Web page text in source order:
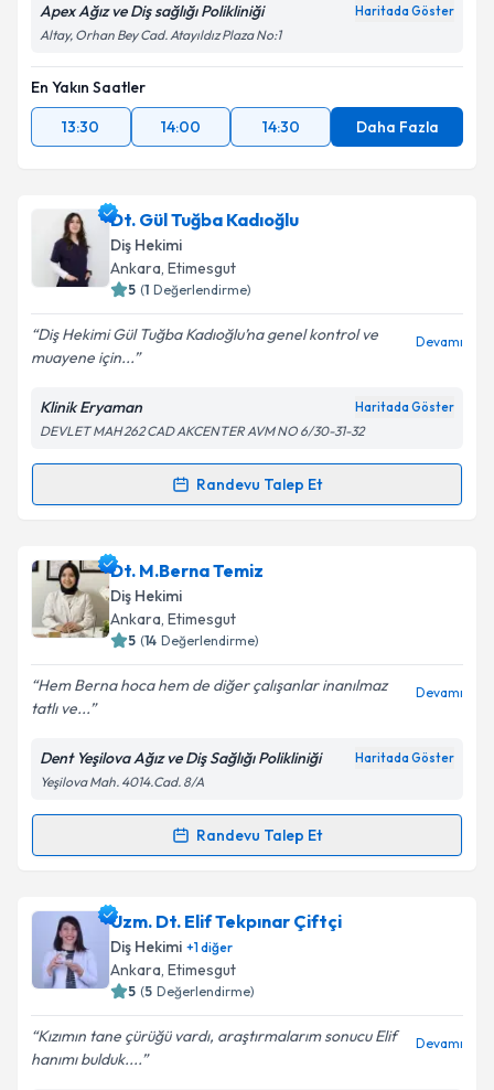
Apex Ağız ve Diş sağlığı Polikliniği Haritada Göster
Altay, Orhan Bey Cad. Atayıldız Plaza No:1
En Yakın Saatler
13:30
14:00 14:30 Daha Fazla
Dt. Gül Tuğba Kadıoğlu
Diş Hekimi
Ankara, Etimesgut
5 (1 Değerlendirme)
Diş Hekimi Gül Tuğba Kadıoğlu’na genel kontrol ve
muayene için...
Devamı
Klinik Eryaman Haritada Göster
DEVLET MAH 262 CAD AKCENTER AVM NO 6/30-31-32
Randevu Talep Et
Randevu Takvimi Talebi
Dt. Gül Tuğba Kadıoğluiçin randevu takvimi talebi
oluşturun. Size bu uzmandan randevu almanız için bir
takvim hazırlandığında e-posta ile bilgilendireceğiz.
Kişisel verilerimin işlenmesine ilişkin
Aydınlatma
Metni'ni okudum ve kişisel verilerimin belirtilen
kapsamda işlenmesini kabul ediyorum.
Dt. M.Berna Temiz
Diş Hekimi
Ankara, Etimesgut
5 (14 Değerlendirme)
Hem Berna hoca hem de diğer çalışanlar inanılmaz
tatlı ve...
Devamı
Dent Yeşilova Ağız ve Diş Sağlığı Polikliniği Haritada Göster
Yeşilova Mah. 4014.Cad. 8/A
Randevu Talep Et
Randevu Takvimi Talebi
Dt. M.Berna Temiziçin randevu takvimi talebi
oluşturun. Size bu uzmandan randevu almanız için bir
takvim hazırlandığında e-posta ile bilgilendireceğiz.
Uzm. Dt. Elif Tekpınar Çiftçi
Diş Hekimi +1diğer
Ankara, Etimesgut
5 (5 Değerlendirme)
Kızımın tane çürüğü vardı, araştırmalarım sonucu Elif
hanımı bulduk....
Devamı